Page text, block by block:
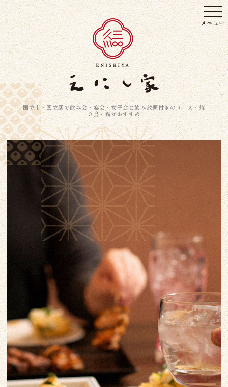
国立市・国立駅で飲み会・宴会・女子会に飲み放題付きのコース・焼
き鳥・鍋がおすすめ